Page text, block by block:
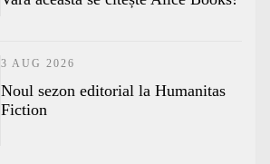
3 AUG 2026
​Noul sezon editorial la Humanitas
Fiction